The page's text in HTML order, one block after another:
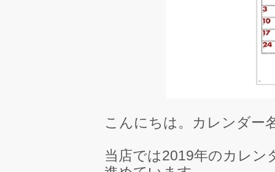
こんにちは。カレンダー
当店では2019年のカレン